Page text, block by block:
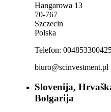
Hangarowa 13
70-767
Szczecin
Polska
Telefon:
biuro@scinvestment.pl
Slovenija,
Bolgarija